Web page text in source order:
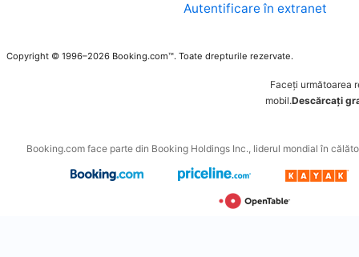
Autentificare în extranet
Copyright © 1996–2026 Booking.com™. Toate drepturile rezervate.
Faceți următoarea
mobil.Descărcați
Booking.com face parte din Booking Holdings Inc., liderul mondial în